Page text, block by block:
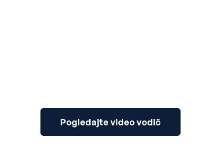
Pogledajte video vodič